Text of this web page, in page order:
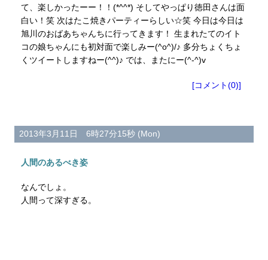
て、楽しかったーー！！(*^^*) そしてやっぱり徳田さんは面
白い！笑 次はたこ焼きパーティーらしい☆笑 今日は今日は
旭川のおばあちゃんちに行ってきます！ 生まれたてのイト
コの娘ちゃんにも初対面で楽しみー(^o^)/♪ 多分ちょくちょ
くツイートしますねー(^^)♪ では、またにー(^-^)v
[コメント(0)]
2013年3月11日 6時27分15秒 (Mon)
人間のあるべき姿
なんでしょ。
人間って深すぎる。